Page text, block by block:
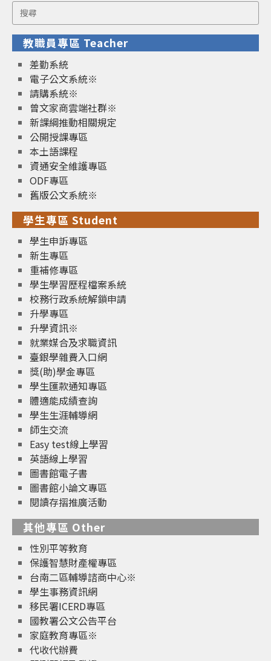
Search
for:
教職員專區 Teacher
差勤系統
電子公文系統※
請購系統※
曾文家商雲端社群※
新課綱推動相關規定
公開授課專區
本土語課程
資通安全維護專區
ODF專區
舊版公文系統※
學生專區 Student
學生申訴專區
新生專區
重補修專區
學生學習歷程檔案系統
校務行政系統解鎖申請
升學專區
升學資訊※
就業媒合及求職資訊
臺銀學雜費入口網
獎(助)學金專區
學生匯款通知專區
體適能成績查詢
學生生涯輔導網
師生交流
Easy test線上學習
英語線上學習
圖書館電子書
圖書館小論文專區
閱讀存摺推廣活動
其他專區 Other
性別平等教育
保護智慧財產權專區
台南二區輔導諮商中心※
學生事務資訊網
移民署ICERD專區
國教署公文公告平台
家庭教育專區※
代收代辦費